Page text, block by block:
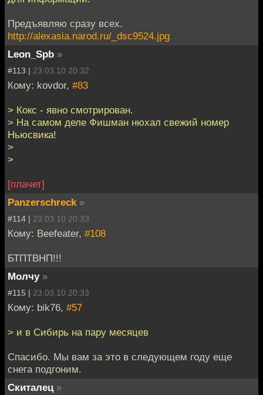
Предъявляю сразу всех.
http://alexasia.narod.ru/_dsc9524.jpg
Leon_Spb »
#113 | 23.03.10 20:32
Кому: kovdor, #83
> Кокс - явно смотрирован.
> На самом деле Фишман нюхал свежий номер
Ньюсвика!
>
>
[плачет]
Panzerschreck »
#114 | 23.03.10 20:33
Кому: Beefeater, #108
БТПТВНП!!!
Молчу »
#115 | 23.03.10 20:33
Кому: bik76, #57
> и в Сибирь на пару месяцев
Спасибо. Мы вам за это в следующем году еще
снега подгоним.
Скиталец »